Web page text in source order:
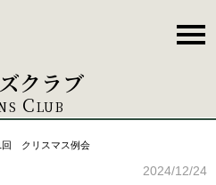
クラブ
CLUB
ページ
着情報
回 クリスマス例会
2024/12/24